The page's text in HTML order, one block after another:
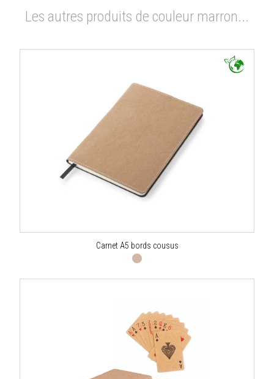
Les autres produits de couleur marron...
Carnet A5 bords cousus